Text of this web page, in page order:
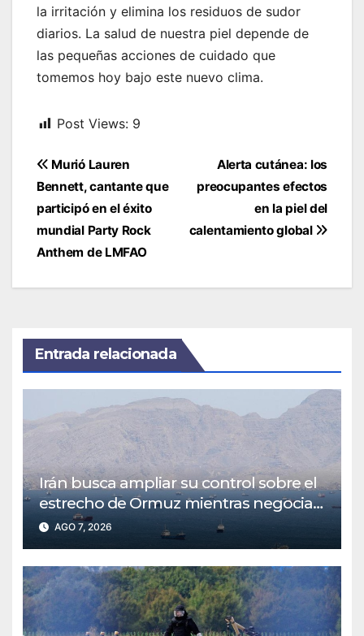
la irritación y elimina los residuos de sudor
diarios. La salud de nuestra piel depende de
las pequeñas acciones de cuidado que
tomemos hoy bajo este nuevo clima.
Post Views: 9
Navegación
de
entradas
Alerta cutánea: los
preocupantes efectos
en la piel del
calentamiento global
Murió Lauren
Bennett, cantante que
participó en el éxito
mundial Party Rock
Anthem de LMFAO
Entrada relacionada
Irán busca ampliar su control sobre el
estrecho de Ormuz mientras negocia
tasas con Omán
AGO 7, 2026